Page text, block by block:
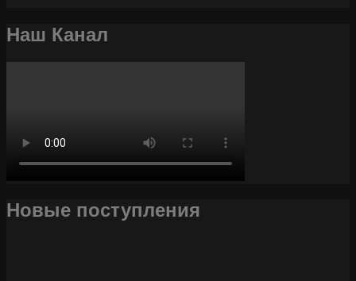
Наш Канал
Новые поступления